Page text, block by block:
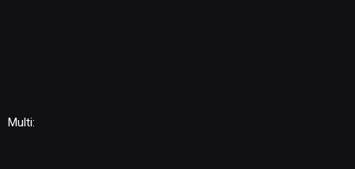
Multi: